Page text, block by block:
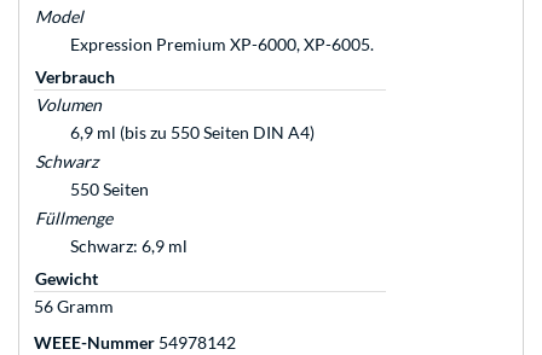
Model
Expression Premium XP-6000, XP-6005.
Verbrauch
Volumen
6,9 ml (bis zu 550 Seiten DIN A4)
Schwarz
550 Seiten
Füllmenge
Schwarz: 6,9 ml
Gewicht
56 Gramm
WEEE-Nummer 54978142